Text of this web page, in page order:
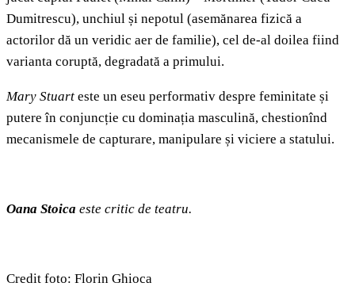
Dumitrescu), unchiul și nepotul (asemănarea fizică a
actorilor dă un veridic aer de familie), cel de-al doilea fiind
varianta coruptă, degradată a primului.
Mary Stuart este un eseu performativ despre feminitate și
putere în conjuncție cu dominația masculină, chestionînd
mecanismele de capturare, manipulare și viciere a statului.
Oana Stoica este critic de teatru.
Credit foto: Florin Ghioca